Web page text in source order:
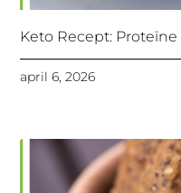
Keto Recept: Proteïne
april 6, 2026